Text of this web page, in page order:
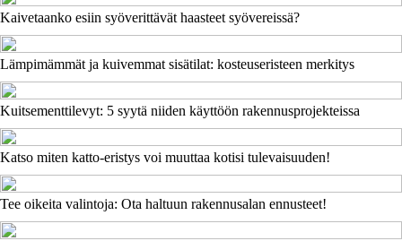
Kaivetaanko esiin syöverittävät haasteet syövereissä?
Lämpimämmät ja kuivemmat sisätilat: kosteuseristeen merkitys
Kuitsementtilevyt: 5 syytä niiden käyttöön rakennusprojekteissa
Katso miten katto-eristys voi muuttaa kotisi tulevaisuuden!
Tee oikeita valintoja: Ota haltuun rakennusalan ennusteet!